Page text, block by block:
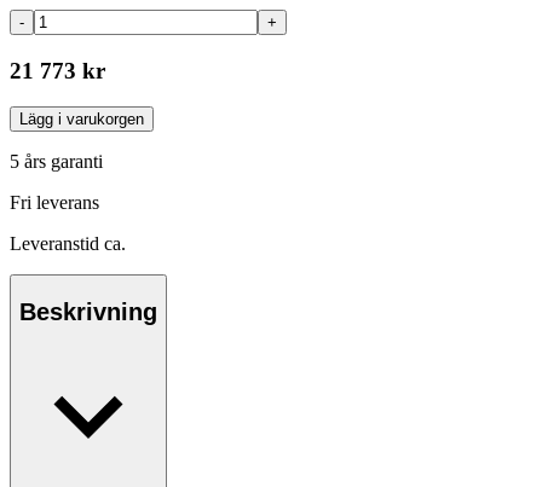
- +
21 773 kr
Lägg i varukorgen
5 års garanti
Fri leverans
Leveranstid ca.
Beskrivning